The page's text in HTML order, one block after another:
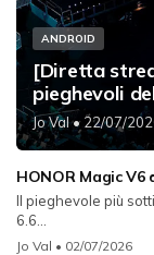
ANDROID
[Diretta
pieghevoli
Jo Val• 22/07/
HONOR Magic
Il pieghevole più
6.6...
Jo Val • 02/07/2026